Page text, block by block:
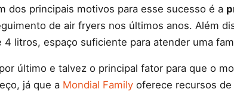
dos principais motivos para esse sucesso é a
de air fryers nos últimos anos. Além
4 litros, espaço suficiente para atender uma
último e talvez o principal fator para que o
já que a Mondial Family oferece recursos